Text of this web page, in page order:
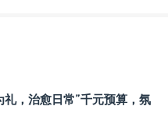
礼，治愈日常”千元预算，氛